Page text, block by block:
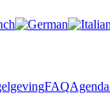
FAQAgenda